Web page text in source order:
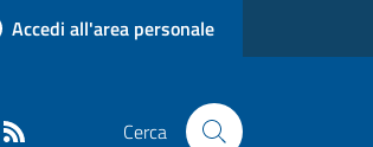
Accedi all'area personale
Cerca